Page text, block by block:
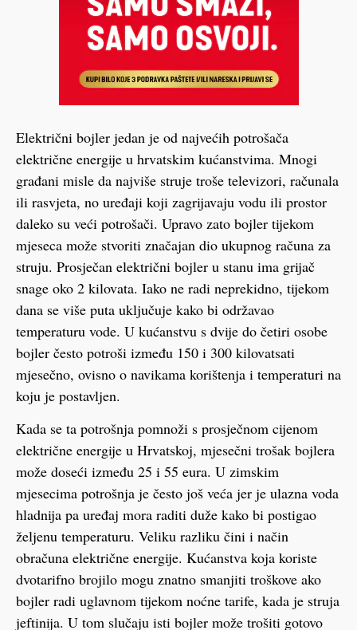
Električni bojler jedan je od najvećih potrošača
električne energije u hrvatskim kućanstvima. Mnogi
građani misle da najviše struje troše televizori, računala
ili rasvjeta, no uređaji koji zagrijavaju vodu ili prostor
daleko su veći potrošači. Upravo zato bojler tijekom
mjeseca može stvoriti značajan dio ukupnog računa za
struju. Prosječan električni bojler u stanu ima grijač
snage oko 2 kilovata. Iako ne radi neprekidno, tijekom
dana se više puta uključuje kako bi održavao
temperaturu vode. U kućanstvu s dvije do četiri osobe
bojler često potroši između 150 i 300 kilovatsati
mjesečno, ovisno o navikama korištenja i temperaturi na
koju je postavljen.
Kada se ta potrošnja pomnoži s prosječnom cijenom
električne energije u Hrvatskoj, mjesečni trošak bojlera
može doseći između 25 i 55 eura. U zimskim
mjesecima potrošnja je često još veća jer je ulazna voda
hladnija pa uređaj mora raditi duže kako bi postigao
željenu temperaturu. Veliku razliku čini i način
obračuna električne energije. Kućanstva koja koriste
dvotarifno brojilo mogu znatno smanjiti troškove ako
bojler radi uglavnom tijekom noćne tarife, kada je struja
jeftinija. U tom slučaju isti bojler može trošiti gotovo